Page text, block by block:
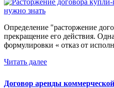
Определение "расторжение
прекращение его действия.
формулировки « отказ от
Читать далее
Договор аренды